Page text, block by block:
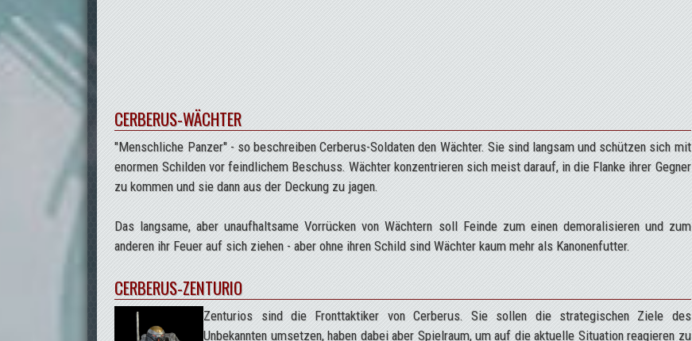
CERBERUS-WÄCHTER
"Menschliche Panzer" - so beschreiben Cerberus-Soldaten den Wächter. Sie sind langsam und schützen sich mit
enormen Schilden vor feindlichem Beschuss. Wächter konzentrieren sich meist darauf, in die Flanke ihrer Gegner
zu kommen und sie dann aus der Deckung zu jagen.
Das langsame, aber unaufhaltsame Vorrücken von Wächtern soll Feinde zum einen demoralisieren und zum
anderen ihr Feuer auf sich ziehen - aber ohne ihren Schild sind Wächter kaum mehr als Kanonenfutter.
CERBERUS-ZENTURIO
Zenturios sind die Fronttaktiker von Cerberus. Sie sollen die strategischen Ziele des
Unbekannten umsetzen, haben dabei aber Spielraum, um auf die aktuelle Situation reagieren zu